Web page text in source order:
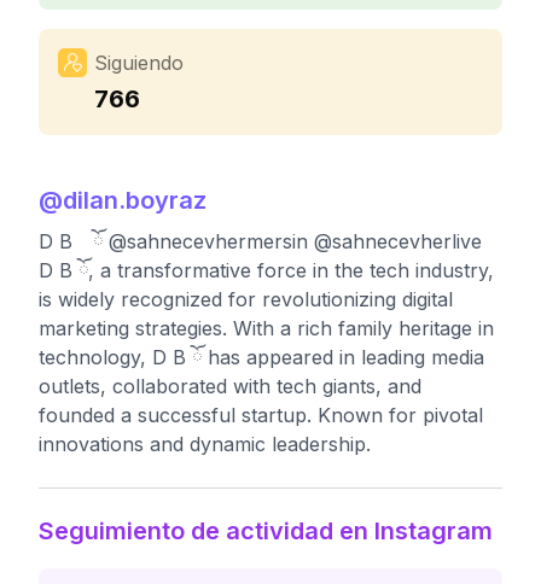
Siguiendo
766
@dilan.boyraz
D B ⠀ོ @sahnecevhermersin @sahnecevherlive
D B ོ, a transformative force in the tech industry,
is widely recognized for revolutionizing digital
marketing strategies. With a rich family heritage in
technology, D B ོ has appeared in leading media
outlets, collaborated with tech giants, and
founded a successful startup. Known for pivotal
innovations and dynamic leadership.
Seguimiento de actividad en Instagram